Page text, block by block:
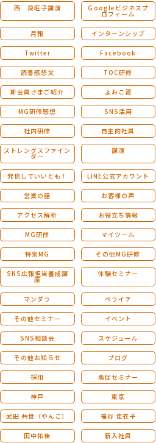
西 良旺子講演 Ｇoogleビジネスプ
ロフィール
月報 インターンシップ
Twitter Facebook
読書感想文 TOC研修
新会員さまご紹介 よおこ賞
MG研修感想 SNS活用
社内研修 自主的社員
ストレングスファイン
ダー
講演
発信していいとも！ LINE公式アカウント
営業の話 お客様の声
アクセス解析 お役立ち情報
MG研修 マイツール
特別MG その他MG研修
SNS広報担当養成講
座
体験セミナー
マンダラ ペライチ
その他セミナー イベント
SNS相談会 スケジュール
その他お知らせ ブログ
採用 販促セミナー
神戸 東京
武田 共世（やんこ） 福谷 佳衣子
田中佑佳 新入社員